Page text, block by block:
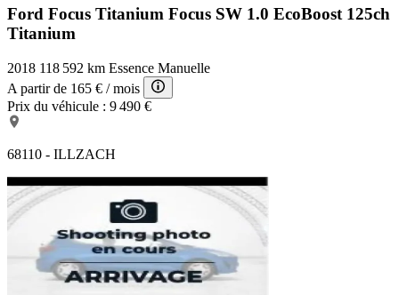
Ford Focus Titanium Focus SW 1.0 EcoBoost 125ch
Titanium
2018 118 592 km Essence Manuelle
A partir de 165 € / mois
Prix du véhicule : 9 490 €
68110 - ILLZACH